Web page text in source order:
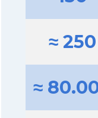
≈ 250
≈